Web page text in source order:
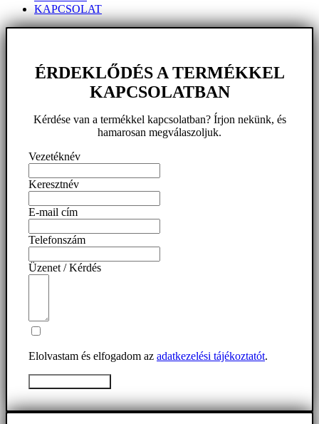
KAPCSOLAT
ÉRDEKLŐDÉS A TERMÉKKEL
KAPCSOLATBAN
Kérdése van a termékkel kapcsolatban? Írjon nekünk, és
hamarosan megválaszoljuk.
Vezetéknév
Keresztnév
E-mail cím
Telefonszám
Üzenet / Kérdés
Elolvastam és elfogadom az adatkezelési tájékoztatót.